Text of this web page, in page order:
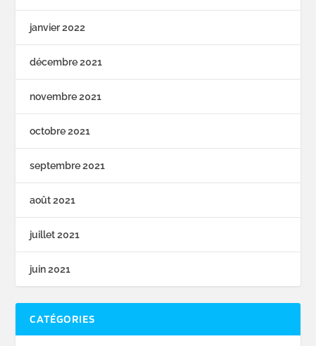
janvier 2022
décembre 2021
novembre 2021
octobre 2021
septembre 2021
août 2021
juillet 2021
juin 2021
CATÉGORIES